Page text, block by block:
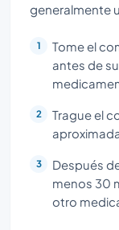
generalmente
Tome el
antes de
Trague el
Después
menos 30
otro